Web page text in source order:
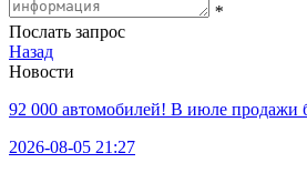
*
Послать запрос
Назад
Новости
92 000 автомобилей! В июле продажи
2026-08-05 21:27